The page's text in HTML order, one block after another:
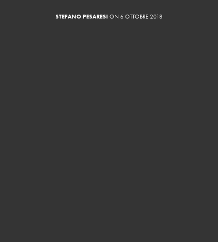
STEFANO PESARESI ON 6 OTTOBRE 2018